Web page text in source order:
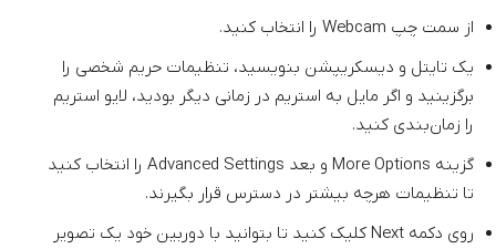
از سمت چپ Webcam را انتخاب کنید.
یک تایتل و دیسکریپشن بنویسید، تنظیمات حریم شخصی را
برگزینید و اگر مایل به استریم در زمانی دیگر بودید، لایو استریم
را زمان‌بندی کنید.
گزینه More Options و بعد Advanced Settings را انتخاب کنید
تا تنظیمات هرچه بیشتر در دسترس قرار بگیرند.
روی دکمه Next کلیک کنید تا بتوانید با دوربین خود یک تصویر